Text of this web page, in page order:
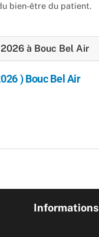
bien-être du patient.
à Bouc Bel Air
) Bouc Bel Air
Informations